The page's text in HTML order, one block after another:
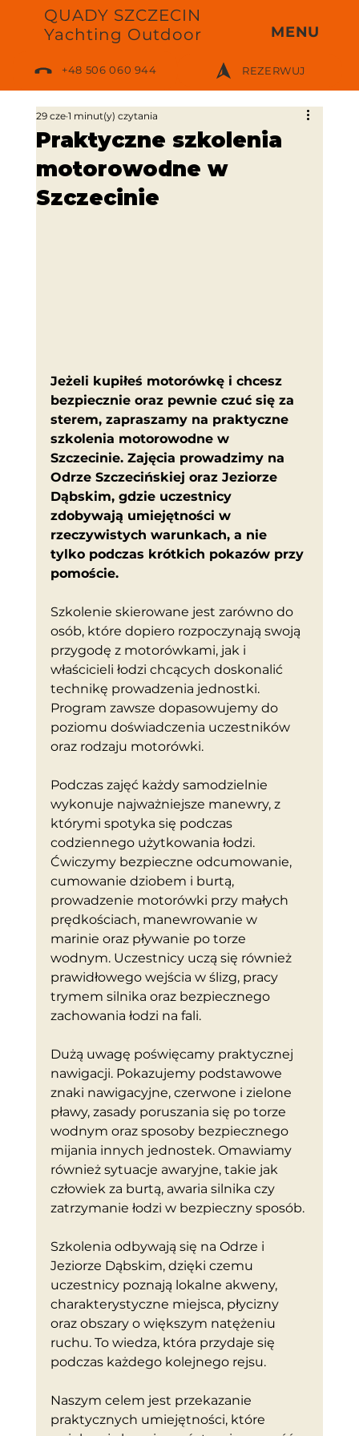
QUADY SZCZECIN
Yachting Outdoor
MENU
+48 506 060 944 REZERWUJ
Praktyczne szkolenia
motorowodne w
Szczecinie
29 cze 1 minut(y) czytania
Jeżeli kupiłeś motorówkę i chcesz
bezpiecznie oraz pewnie czuć się za
sterem, zapraszamy na praktyczne
szkolenia motorowodne w
Szczecinie. Zajęcia prowadzimy na
Odrze Szczecińskiej oraz Jeziorze
Dąbskim, gdzie uczestnicy
zdobywają umiejętności w
rzeczywistych warunkach, a nie
tylko podczas krótkich pokazów przy
pomoście.
Szkolenie skierowane jest zarówno do
osób, które dopiero rozpoczynają swoją
przygodę z motorówkami, jak i
właścicieli łodzi chcących doskonalić
technikę prowadzenia jednostki.
Program zawsze dopasowujemy do
poziomu doświadczenia uczestników
oraz rodzaju motorówki.
Podczas zajęć każdy samodzielnie
wykonuje najważniejsze manewry, z
którymi spotyka się podczas
codziennego użytkowania łodzi.
Ćwiczymy bezpieczne odcumowanie,
cumowanie dziobem i burtą,
prowadzenie motorówki przy małych
prędkościach, manewrowanie w
marinie oraz pływanie po torze
wodnym. Uczestnicy uczą się również
prawidłowego wejścia w ślizg, pracy
trymem silnika oraz bezpiecznego
zachowania łodzi na fali.
Dużą uwagę poświęcamy praktycznej
nawigacji. Pokazujemy podstawowe
znaki nawigacyjne, czerwone i zielone
pławy, zasady poruszania się po torze
wodnym oraz sposoby bezpiecznego
mijania innych jednostek. Omawiamy
również sytuacje awaryjne, takie jak
człowiek za burtą, awaria silnika czy
zatrzymanie łodzi w bezpieczny sposób.
Szkolenia odbywają się na Odrze i
Jeziorze Dąbskim, dzięki czemu
uczestnicy poznają lokalne akweny,
charakterystyczne miejsca, płycizny
oraz obszary o większym natężeniu
ruchu. To wiedza, która przydaje się
podczas każdego kolejnego rejsu.
Naszym celem jest przekazanie
praktycznych umiejętności, które